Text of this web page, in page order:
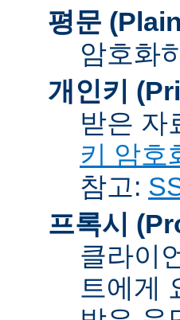
평문
암호화
개인키
받은 자
키 암호
참고:
프록시
클라이
트에게